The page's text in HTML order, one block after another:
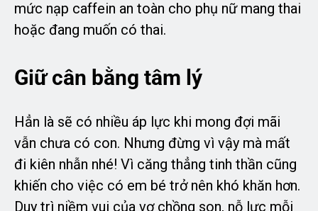
mức nạp caffein an toàn cho phụ nữ mang thai
hoặc đang muốn có thai.
Giữ cân bằng tâm lý
Hẳn là sẽ có nhiều áp lực khi mong đợi mãi
vẫn chưa có con. Nhưng đừng vì vậy mà mất
đi kiên nhẫn nhé! Vì căng thẳng tinh thần cũng
khiến cho việc có em bé trở nên khó khăn hơn.
Duy trì niềm vui của vợ chồng son, nỗ lực mỗi